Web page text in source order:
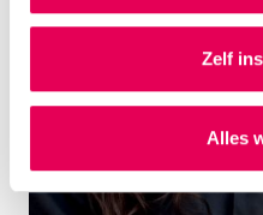
Als je op ‘Alles
toestemming om cookies
gepersonaliseerde
cookiestatement. Via
instellen welke cookies we
toestemming altijd wijzigen
Zelf
Alles